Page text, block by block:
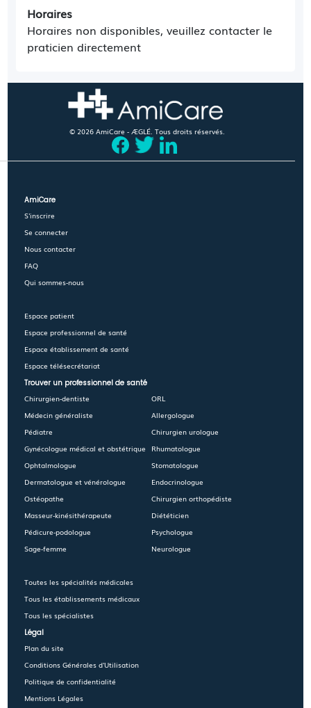
Horaires
Horaires non disponibles, veuillez contacter le
praticien directement
© 2026 AmiCare - ÆGLÉ. Tous droits réservés.
AmiCare
S'inscrire
Se connecter
Nous contacter
FAQ
Qui sommes-nous
Espace patient
Espace professionnel de santé
Espace établissement de santé
Espace télésecrétariat
Trouver un professionnel de santé
Chirurgien-dentiste
Médecin généraliste
Pédiatre
Gynécologue médical et obstétrique
Ophtalmologue
Dermatologue et vénérologue
Ostéopathe
Masseur-kinésithérapeute
Pédicure-podologue
Sage-femme
Toutes les spécialités médicales
Tous les établissements médicaux
Tous les spécialistes
ORL
Allergologue
Chirurgien urologue
Rhumatologue
Stomatologue
Endocrinologue
Chirurgien orthopédiste
Diététicien
Psychologue
Neurologue
Légal
Plan du site
Conditions Générales d'Utilisation
Politique de confidentialité
Mentions Légales